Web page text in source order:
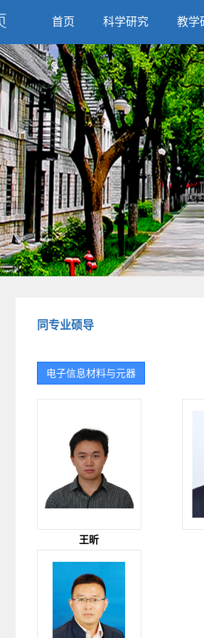
首页 科学研究 教学
同专业硕导
电子信息材料与元器
王昕